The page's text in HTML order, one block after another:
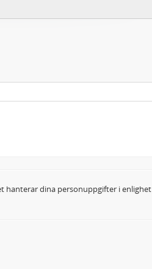
hanterar dina personuppgifter i